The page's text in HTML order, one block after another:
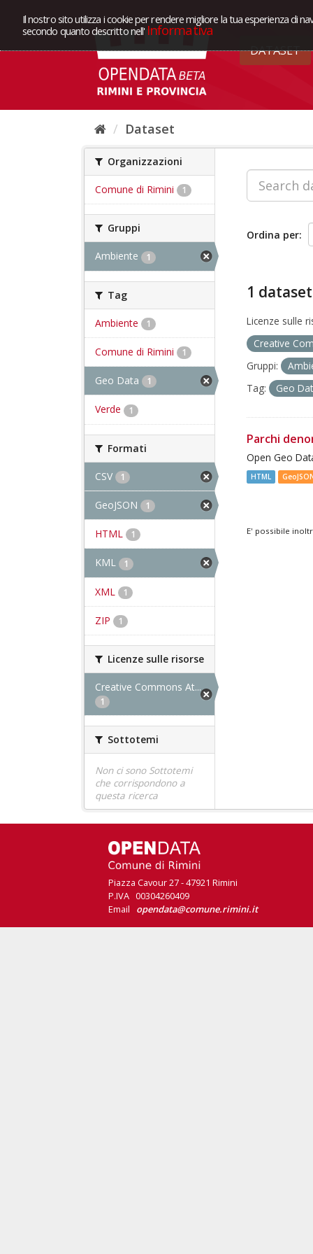
Il nostro sito utilizza i cookie per rendere migliore la tua esperienza di
secondo quanto descritto nell' Informativa
DATASET
Dataset
Organizzazioni
Comune di Rimini 1
Gruppi
Ambiente 1
Tag
Ambiente 1
Comune di Rimini 1
Geo Data 1
Verde 1
Formati
CSV 1
GeoJSON 1
HTML 1
KML 1
XML 1
ZIP 1
Licenze sulle risorse
Creative Commons At...
1
Sottotemi
Non ci sono Sottotemi
che corrispondono a
questa ricerca
Ordina per
1
Licenze sulle
Creative
Gruppi:
Tag:
Geo
Parchi
Open Geo
HTML
E' possibile
Piazza Cavour 27 - 47921 Rimini
P.IVA 00304260409
Email opendata@comune.rimini.it